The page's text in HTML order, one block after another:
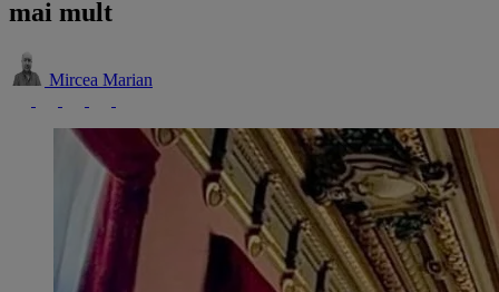
mai mult
Mircea Marian